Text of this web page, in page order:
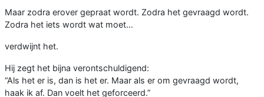
Maar zodra erover gepraat wordt. Zodra het gevraagd wordt.
Zodra het iets wordt wat moet…
verdwijnt het.
Hij zegt het bijna verontschuldigend:
“Als het er is, dan is het er. Maar als er om gevraagd wordt,
haak ik af. Dan voelt het geforceerd.”